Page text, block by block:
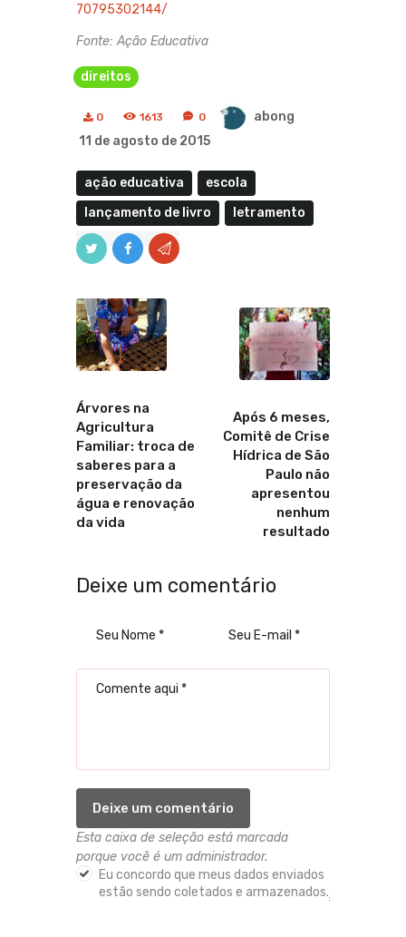
70795302144/
Fonte: Ação Educativa
direitos
0 1613 0
abong
11 de agosto de 2015
ação educativa
escola
lançamento de livro
letramento
Árvores na
Agricultura
Familiar: troca de
saberes para a
preservação da
água e renovação
da vida
Após 6 meses,
Comitê de Crise
Hídrica de São
Paulo não
apresentou
nenhum
resultado
Deixe um comentário
Esta caixa de seleção está marcada
porque você é um administrador.
Eu concordo que meus dados enviados
estão sendo coletados e armazenados.